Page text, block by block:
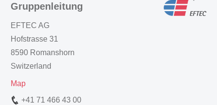
Gruppenleitung
EFTEC AG
Hofstrasse 31
8590 Romanshorn
Switzerland
Map
+41 71 466 43 00